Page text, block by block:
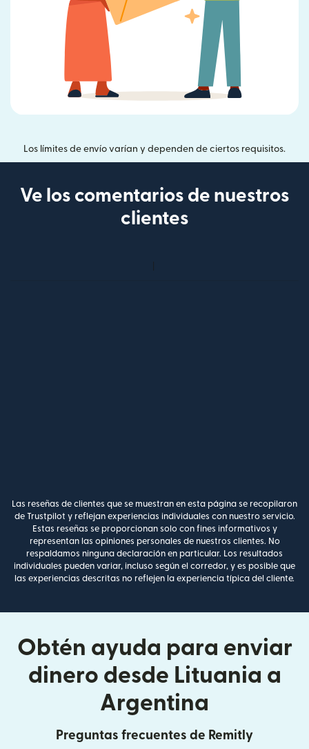
Los límites de envío varían y dependen de ciertos requisitos.
Ve los comentarios de nuestros
clientes
Las reseñas de clientes que se muestran en esta página se recopilaron
de Trustpilot y reflejan experiencias individuales con nuestro servicio.
Estas reseñas se proporcionan solo con fines informativos y
representan las opiniones personales de nuestros clientes. No
respaldamos ninguna declaración en particular. Los resultados
individuales pueden variar, incluso según el corredor, y es posible que
las experiencias descritas no reflejen la experiencia típica del cliente.
Obtén ayuda para enviar
dinero desde Lituania a
Argentina
Preguntas frecuentes de Remitly